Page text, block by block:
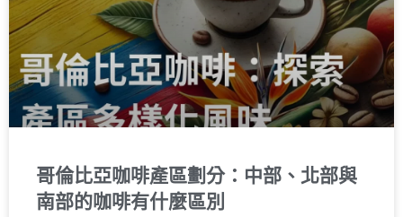
哥倫比亞咖啡產區劃分：中部、北部與
南部的咖啡有什麼區別